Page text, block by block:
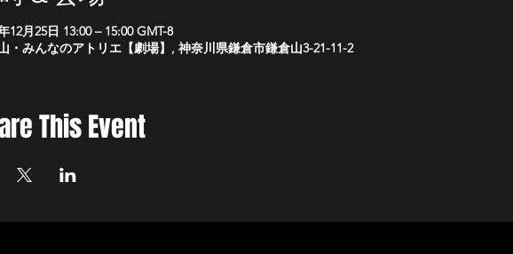
12月25日 13:00 – 15:00 GMT-8
・みんなのアトリエ【劇場】, 神奈川県鎌倉市鎌倉山3-21-11-2
This Event